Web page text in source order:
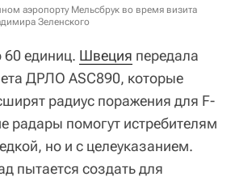
аэропорту Мельсбрук во время визита
Зеленского
единиц. Швеция передала
ДРЛО ASC890, которые
радиус поражения для F-
радары помогут истребителям
но и с целеуказанием.
пытается создать для